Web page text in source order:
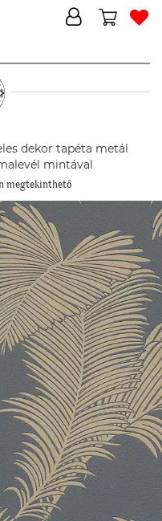
dekor tapéta metál
mintával
megtekinthető